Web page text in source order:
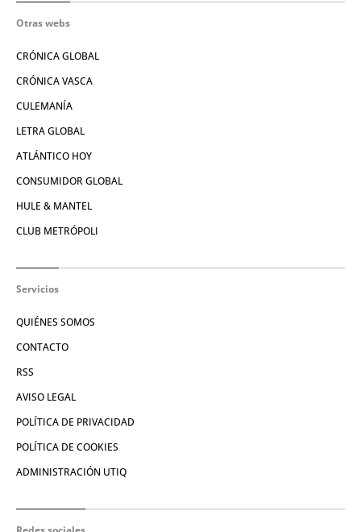
Otras webs
CRÓNICA GLOBAL
CRÓNICA VASCA
CULEMANÍA
LETRA GLOBAL
ATLÁNTICO HOY
CONSUMIDOR GLOBAL
HULE & MANTEL
CLUB METRÓPOLI
Servicios
QUIÉNES SOMOS
CONTACTO
RSS
AVISO LEGAL
POLÍTICA DE PRIVACIDAD
POLÍTICA DE COOKIES
ADMINISTRACIÓN UTIQ